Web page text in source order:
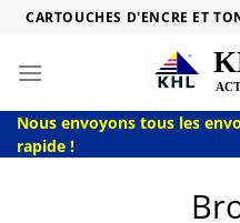
Passer
contenu
CARTOUCHES D'ENCRE ET
Nous envoyons tous les
rapide !